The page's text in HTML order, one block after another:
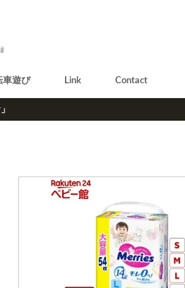
車遊び Link Contact